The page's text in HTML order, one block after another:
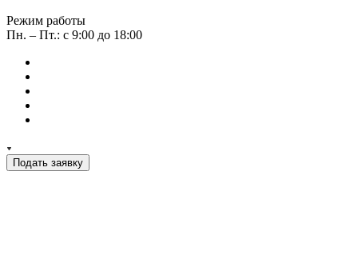
Режим работы
Пн. – Пт.: с 9:00 до 18:00
Подать заявку